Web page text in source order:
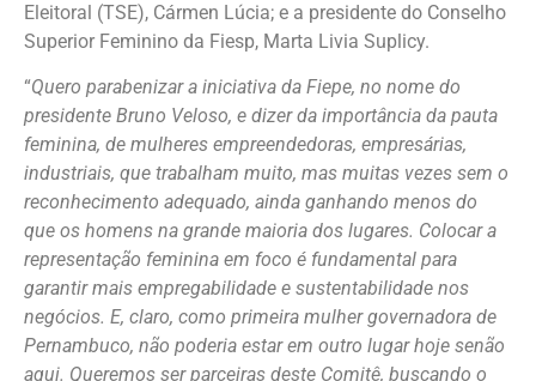
Eleitoral (TSE), Cármen Lúcia; e a presidente do Conselho
Superior Feminino da Fiesp, Marta Livia Suplicy.
“Quero parabenizar a iniciativa da Fiepe, no nome do
presidente Bruno Veloso, e dizer da importância da pauta
feminina, de mulheres empreendedoras, empresárias,
industriais, que trabalham muito, mas muitas vezes sem o
reconhecimento adequado, ainda ganhando menos do
que os homens na grande maioria dos lugares. Colocar a
representação feminina em foco é fundamental para
garantir mais empregabilidade e sustentabilidade nos
negócios. E, claro, como primeira mulher governadora de
Pernambuco, não poderia estar em outro lugar hoje senão
aqui. Queremos ser parceiras deste Comitê, buscando o